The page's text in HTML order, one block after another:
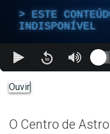
ESTE
INDISPONÍVEL
Ouvir
O Centro de